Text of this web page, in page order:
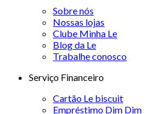
Sobre nós
Nossas lojas
Clube Minha Le
Blog da Le
Trabalhe conosco
Serviço Financeiro
Cartão Le biscuit
Empréstimo Dim Dim